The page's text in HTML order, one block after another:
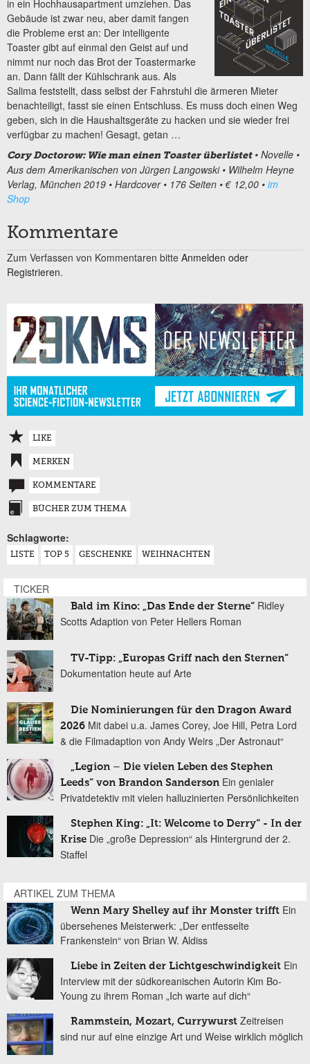
in ein Hochhausapartment umziehen. Das
Gebäude ist zwar neu, aber damit fangen
die Probleme erst an: Der intelligente
Toaster gibt auf einmal den Geist auf und
nimmt nur noch das Brot der Toastermarke
an. Dann fällt der Kühlschrank aus. Als
Salima feststellt, dass selbst der Fahrstuhl die ärmeren Mieter
benachteiligt, fasst sie einen Entschluss. Es muss doch einen Weg
geben, sich in die Haushaltsgeräte zu hacken und sie wieder frei
verfügbar zu machen! Gesagt, getan …
Cory Doctorow: Wie man einen Toaster überlistet • Novelle •
Aus dem Amerikanischen von Jürgen Langowski • Wilhelm Heyne
Verlag, München 2019 • Hardcover • 176 Seiten • € 12,00 • im
Shop
Kommentare
Zum Verfassen von Kommentaren bitte Anmelden oder
Registrieren.
LIKE
MERKEN
KOMMENTARE
BÜCHER ZUM THEMA
Schlagworte:
LISTE TOP 5 GESCHENKE WEIHNACHTEN
TICKER
Bald im Kino: „Das Ende der Sterne“ Ridley
Scotts Adaption von Peter Hellers Roman
TV-Tipp: „Europas Griff nach den Sternen“
Dokumentation heute auf Arte
Die Nominierungen für den Dragon Award
2026 Mit dabei u.a. James Corey, Joe Hill, Petra Lord
& die Filmadaption von Andy Weirs „Der Astronaut“
„Legion – Die vielen Leben des Stephen
Leeds“ von Brandon Sanderson Ein genialer
Privatdetektiv mit vielen halluzinierten Persönlichkeiten
Stephen King: „It: Welcome to Derry“ - In der
Krise Die „große Depression“ als Hintergrund der 2.
Staffel
ARTIKEL ZUM THEMA
Wenn Mary Shelley auf ihr Monster trifft Ein
übersehenes Meisterwerk: „Der entfesselte
Frankenstein“ von Brian W. Aldiss
Liebe in Zeiten der Lichtgeschwindigkeit Ein
Interview mit der südkoreanischen Autorin Kim Bo-
Young zu ihrem Roman „Ich warte auf dich“
Rammstein, Mozart, Currywurst Zeitreisen
sind nur auf eine einzige Art und Weise wirklich möglich